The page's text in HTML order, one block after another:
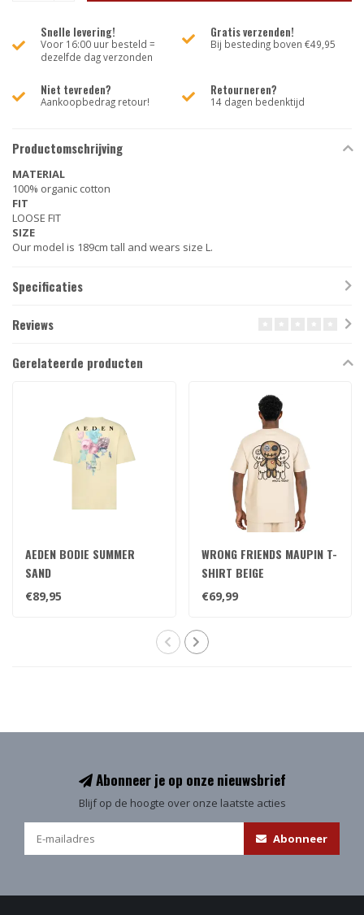
Snelle levering!
Voor 16:00 uur besteld =
dezelfde dag verzonden
Gratis verzenden!
Bij besteding boven €49,95
Niet tevreden?
Aankoopbedrag retour!
Retourneren?
14 dagen bedenktijd
Productomschrijving
MATERIAL
100% organic cotton
FIT
LOOSE FIT
SIZE
Our model is 189cm tall and wears size L.
Specificaties
Reviews
Gerelateerde producten
AEDEN BODIE SUMMER
SAND
€89,95
WRONG FRIENDS MAUPIN T-
SHIRT BEIGE
€69,99
Abonneer je op onze nieuwsbrief
Blijf op de hoogte over onze laatste acties
Abonneer